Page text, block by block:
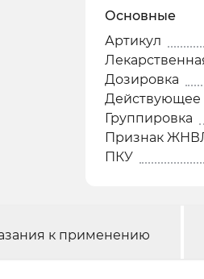
Основные
Артикул
Дозировка
Действующее
Группировка
Признак
ПКУ
к применению